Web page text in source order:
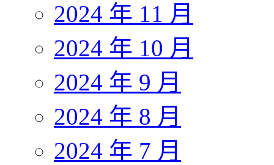
2024 年 11 月
2024 年 10 月
2024 年 9 月
2024 年 8 月
2024 年 7 月